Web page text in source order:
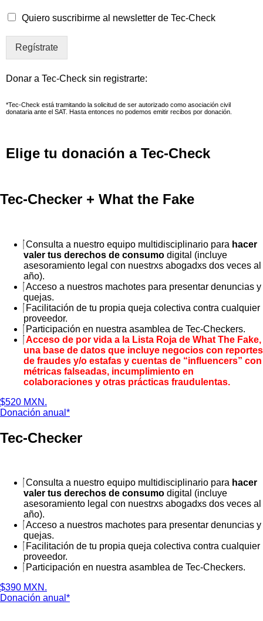
Quiero suscribirme al newsletter de Tec-Check
Regístrate
Donar a Tec-Check sin registrarte:
*Tec-Check está tramitando la solicitud de ser autorizado como asociación civil
donataria ante el SAT. Hasta entonces no podemos emitir recibos por donación.
Elige tu donación a Tec-Check
Tec-Checker + What the Fake
Consulta a nuestro equipo multidisciplinario para hacer
valer tus derechos de consumo digital (incluye
asesoramiento legal con nuestrxs abogadxs dos veces al
año).
Acceso a nuestros machotes para presentar denuncias y
quejas.
Facilitación de tu propia queja colectiva contra cualquier
proveedor.
Participación en nuestra asamblea de Tec-Checkers.
Acceso de por vida a la Lista Roja de What The Fake,
una base de datos que incluye negocios con reportes
de fraudes y/o estafas y cuentas de “influencers” con
métricas falseadas, incumplimiento en
colaboraciones y otras prácticas fraudulentas.
$520 MXN.
Donación anual*
Tec-Checker
Consulta a nuestro equipo multidisciplinario para hacer
valer tus derechos de consumo digital (incluye
asesoramiento legal con nuestrxs abogadxs dos veces al
año).
Acceso a nuestros machotes para presentar denuncias y
quejas.
Facilitación de tu propia queja colectiva contra cualquier
proveedor.
Participación en nuestra asamblea de Tec-Checkers.
$390 MXN.
Donación anual*